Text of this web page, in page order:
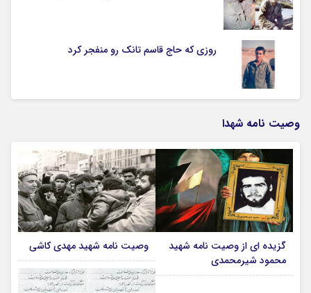
روزی که حاج قاسم تانک رو منفجر کرد
وصیت نامه شهدا
گزیده ای از وصیت نامه شهید
محمود شیرمحمدی
وصیت نامه شهید مهدی کاشی